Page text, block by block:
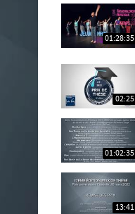
01:28:35
02:25
01:02:35
13:41